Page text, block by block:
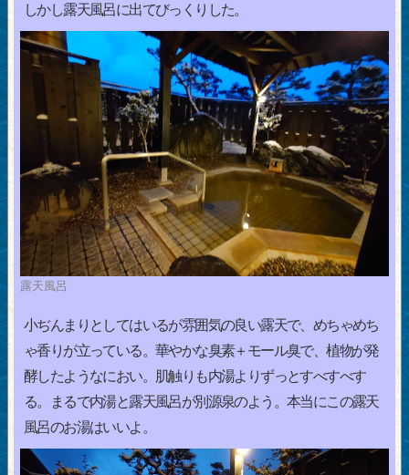
しかし露天風呂に出てびっくりした。
露天風呂
小ぢんまりとしてはいるが雰囲気の良い露天で、めちゃめち
ゃ香りが立っている。華やかな臭素＋モール臭で、植物が発
酵したようなにおい。肌触りも内湯よりずっとすべすべす
る。まるで内湯と露天風呂が別源泉のよう。本当にこの露天
風呂のお湯はいいよ。